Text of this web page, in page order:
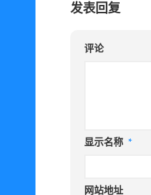
发表回复
评论
显示名称 *
网站地址